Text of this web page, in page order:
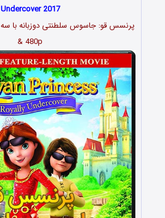
Undercover 2017
& 480p